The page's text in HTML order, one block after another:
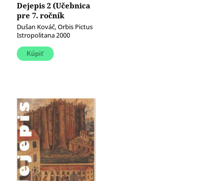
Dejepis 2 (Učebnica
pre 7. ročník
základných škôl)
(Slovensko v
stredoveku a na
začiatku novoveku
Dušan Kováč, Orbis Pictus
Istropolitana 2000